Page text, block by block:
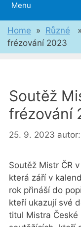
Menu
Home » Různé
frézování 2023
Soutěž
frézování
25. 9. 2023 autor:
Soutěž Mistr ČR
která září v
rok přináší do
kteří ukazují své
titul Mistra České